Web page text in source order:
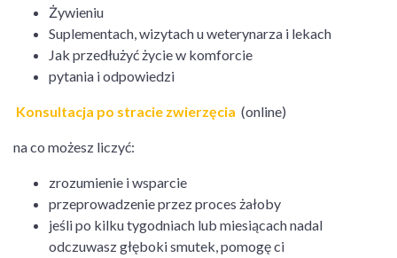
Żywieniu
Suplementach, wizytach u weterynarza i lekach
Jak przedłużyć życie w komforcie
pytania i odpowiedzi
Konsultacja po stracie zwierzęcia (online)
na co możesz liczyć:
zrozumienie i wsparcie
przeprowadzenie przez proces żałoby
jeśli po kilku tygodniach lub miesiącach nadal
odczuwasz głęboki smutek, pomogę ci